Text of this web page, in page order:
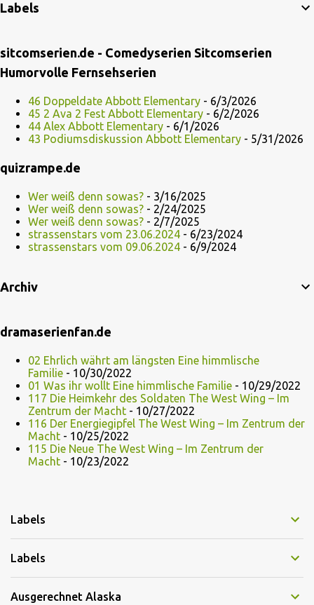
Labels
sitcomserien.de - Comedyserien Sitcomserien
Humorvolle Fernsehserien
46 Doppeldate Abbott Elementary - 6/3/2026
45 2 Ava 2 Fest Abbott Elementary - 6/2/2026
44 Alex Abbott Elementary - 6/1/2026
43 Podiumsdiskussion Abbott Elementary - 5/31/2026
quizrampe.de
Wer weiß denn sowas? - 3/16/2025
Wer weiß denn sowas? - 2/24/2025
Wer weiß denn sowas? - 2/7/2025
strassenstars vom 23.06.2024 - 6/23/2024
strassenstars vom 09.06.2024 - 6/9/2024
Archiv
dramaserienfan.de
02 Ehrlich währt am längsten Eine himmlische
Familie - 10/30/2022
01 Was ihr wollt Eine himmlische Familie - 10/29/2022
117 Die Heimkehr des Soldaten The West Wing – Im
Zentrum der Macht - 10/27/2022
116 Der Energiegipfel The West Wing – Im Zentrum der
Macht - 10/25/2022
115 Die Neue The West Wing – Im Zentrum der
Macht - 10/23/2022
Labels
Labels
Ausgerechnet Alaska